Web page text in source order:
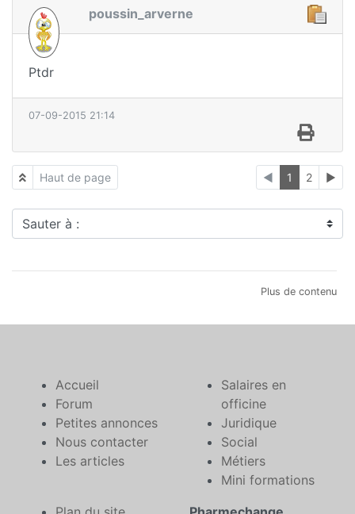
poussin_arverne
Ptdr
07-09-2015 21:14
Haut de page ◄ 1 2 ►
Sauter à :
Plus de contenu
Accueil
Forum
Petites annonces
Nous contacter
Les articles
Salaires en
officine
Juridique
Social
Métiers
Mini formations